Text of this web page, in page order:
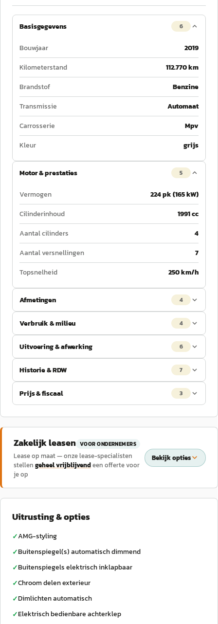
Basisgegevens 6
Bouwjaar
2019
Kilometerstand
112.770 km
Brandstof
Benzine
Transmissie
Automaat
Carrosserie
Mpv
Kleur
grijs
Motor & prestaties 5
Vermogen
224 pk (165 kW)
Cilinderinhoud
1991 cc
Aantal cilinders
4
Aantal versnellingen
7
Topsnelheid
250 km/h
Afmetingen 4
Verbruik & milieu 4
Uitvoering & afwerking 6
Historie & RDW 7
Prijs & fiscaal 3
Zakelijk leasen VOOR ONDERNEMERS
Lease op maat — onze lease-specialisten
stellen geheel vrijblijvendeen offerte voor
je op
Bekijk opties
Uitrusting & opties
✓AMG-styling
✓Buitenspiegel(s) automatisch dimmend
✓Buitenspiegels elektrisch inklapbaar
✓Chroom delen exterieur
✓Dimlichten automatisch
✓Elektrisch bedienbare achterklep